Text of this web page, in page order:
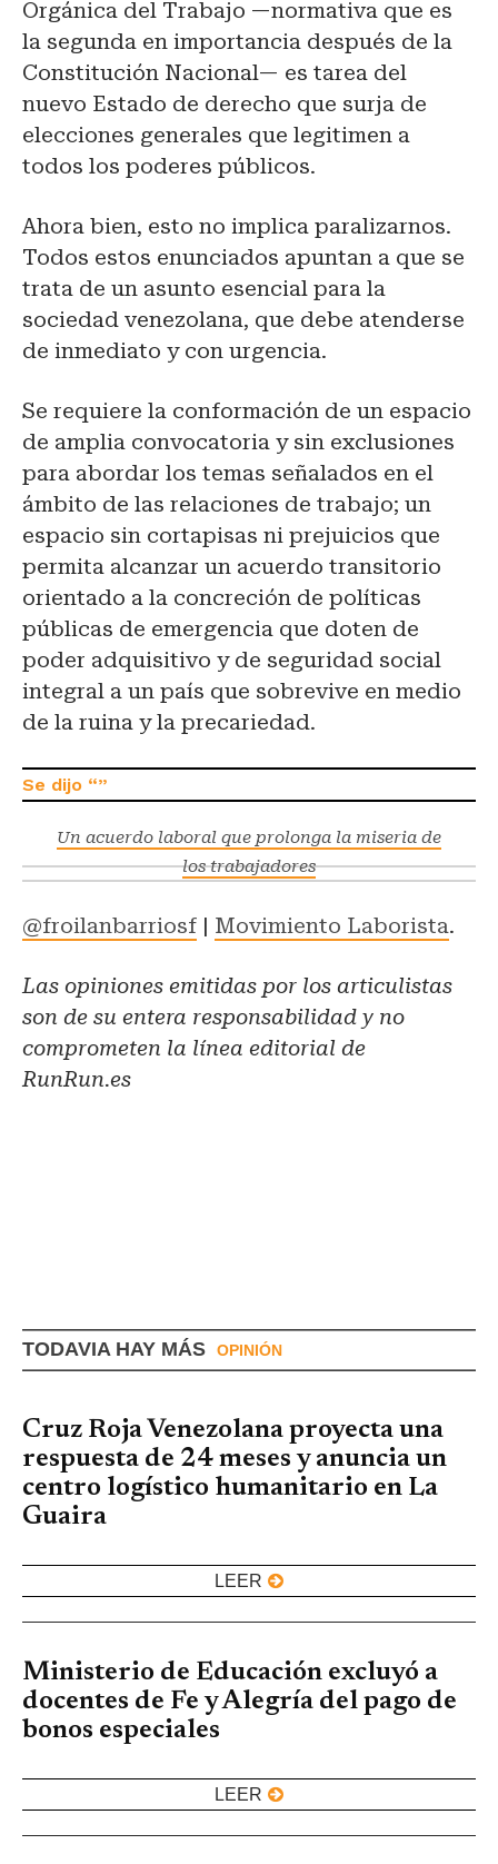
Orgánica del Trabajo —normativa que es
la segunda en importancia después de la
Constitución Nacional— es tarea del
nuevo Estado de derecho que surja de
elecciones generales que legitimen a
todos los poderes públicos.
Ahora bien, esto no implica paralizarnos.
Todos estos enunciados apuntan a que se
trata de un asunto esencial para la
sociedad venezolana, que debe atenderse
de inmediato y con urgencia.
Se requiere la conformación de un espacio
de amplia convocatoria y sin exclusiones
para abordar los temas señalados en el
ámbito de las relaciones de trabajo; un
espacio sin cortapisas ni prejuicios que
permita alcanzar un acuerdo transitorio
orientado a la concreción de políticas
públicas de emergencia que doten de
poder adquisitivo y de seguridad social
integral a un país que sobrevive en medio
de la ruina y la precariedad.
Un acuerdo laboral que prolonga la miseria de
los trabajadores
@froilanbarriosf | Movimiento Laborista.
Las opiniones emitidas por los articulistas
son de su entera responsabilidad y no
comprometen la línea editorial de
RunRun.es
TODAVIA HAY MÁS OPINIÓN
Cruz Roja Venezolana proyecta una
respuesta de 24 meses y anuncia un
centro logístico humanitario en La
Guaira
LEER
Ministerio de Educación excluyó a
docentes de Fe y Alegría del pago de
bonos especiales
LEER